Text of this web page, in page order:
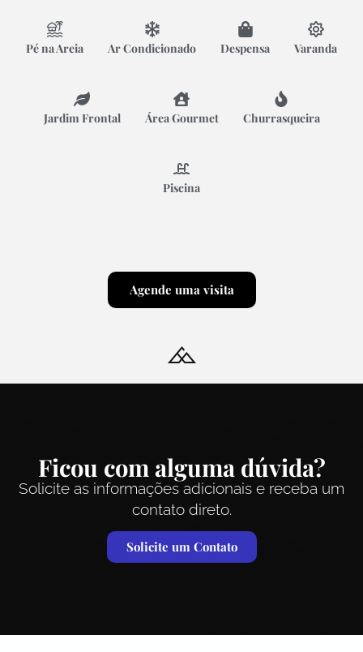
Pé na Areia Ar Condicionado Despensa Varanda
Jardim Frontal Área Gourmet Churrasqueira
Piscina
Agende uma visita
Ficou com alguma dúvida?
Solicite as informações adicionais e receba um
contato direto.
Solicite um Contato